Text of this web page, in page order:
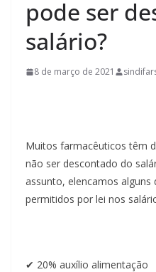
pode ser
salário?
8 de março de 2021
Muitos farmacêuticos têm
não ser descontado do
assunto, elencamos
permitidos por lei nos
✔ 20% auxílio alimentação